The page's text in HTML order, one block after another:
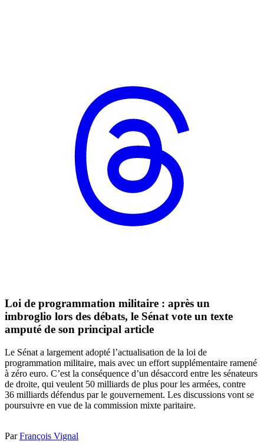
Loi de programmation militaire : après un
imbroglio lors des débats, le Sénat vote un texte
amputé de son principal article
Le Sénat a largement adopté l’actualisation de la loi de
programmation militaire, mais avec un effort supplémentaire ramené
à zéro euro. C’est la conséquence d’un désaccord entre les sénateurs
de droite, qui veulent 50 milliards de plus pour les armées, contre
36 milliards défendus par le gouvernement. Les discussions vont se
poursuivre en vue de la commission mixte paritaire.
ParFrançois Vignal